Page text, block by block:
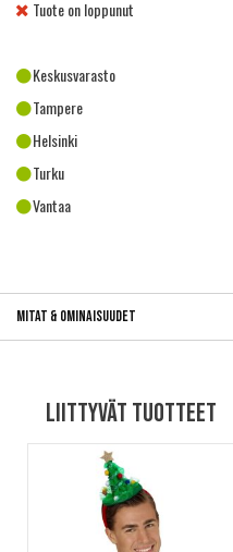
Tuote on loppunut
Keskusvarasto
Tampere
Helsinki
Turku
Vantaa
Mitat & ominaisuudet
Liittyvät tuotteet